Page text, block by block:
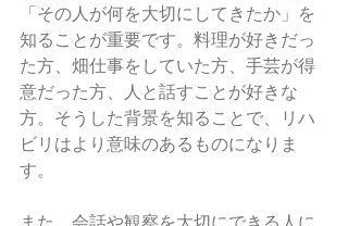
「その人が何を大切にしてきたか」を
知ることが重要です。料理が好きだっ
た方、畑仕事をしていた方、手芸が得
意だった方、人と話すことが好きな
方。そうした背景を知ることで、リハ
ビリはより意味のあるものになりま
す。
また、会話や観察を大切にできる人に